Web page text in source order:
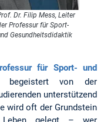
Dr. Filip Mess, Leiter
Professur für Sport-
Gesundheitsdidaktik
für Sport- und
von der
unterstützend
wird oft der Grundstein